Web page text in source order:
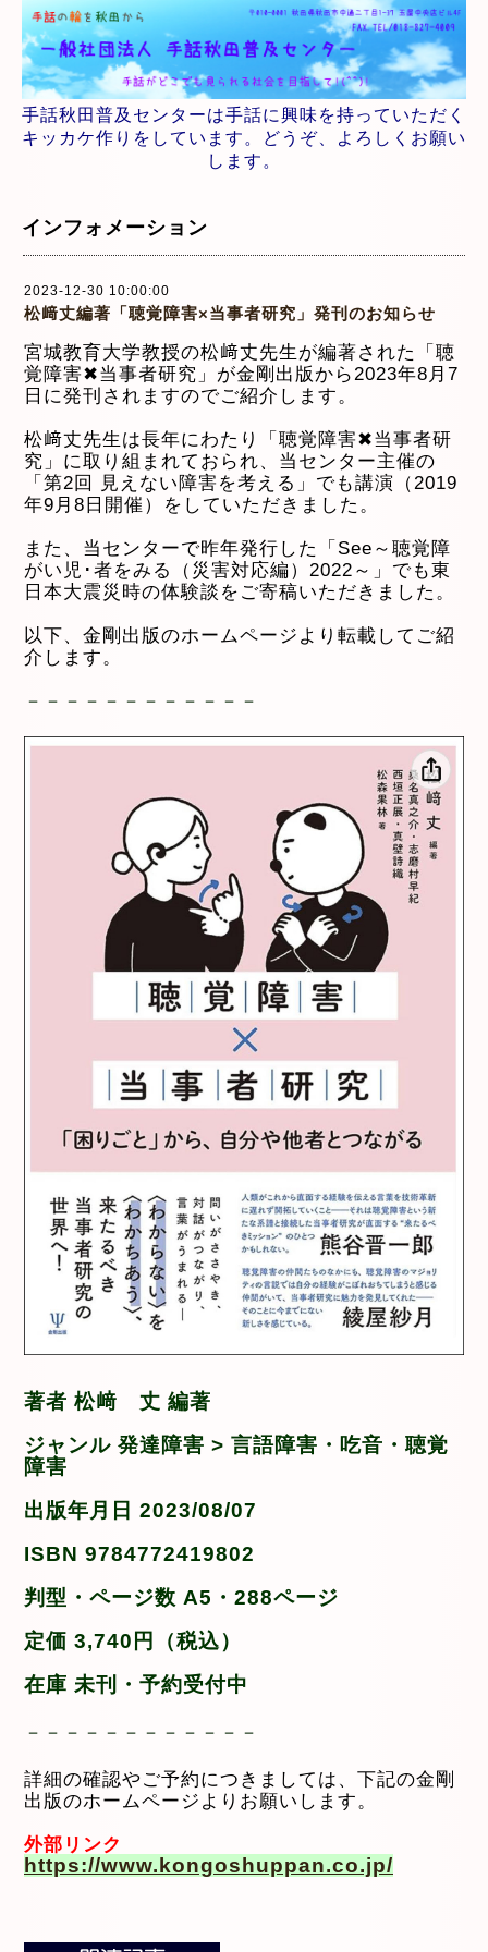
手話秋田普及センターは手話に興味を持っていただく
キッカケ作りをしています。どうぞ、よろしくお願い
します。
インフォメーション
2023-12-30 10:00:00
松﨑丈編著「聴覚障害×当事者研究」発刊のお知らせ
宮城教育大学教授の松﨑丈先生が編著された「聴
覚障害✖当事者研究」が金剛出版から2023年8月7
日に発刊されますのでご紹介します。
松﨑丈先生は長年にわたり「聴覚障害✖当事者研
究」に取り組まれておられ、当センター主催の
「第2回 見えない障害を考える」でも講演（2019
年9月8日開催）をしていただきました。
また、当センターで昨年発行した「See～聴覚障
がい児･者をみる（災害対応編）2022～」でも東
日本大震災時の体験談をご寄稿いただきました。
以下、金剛出版のホームページより転載してご紹
介します。
－－－－－－－－－－－－
著者 松﨑 丈 編著
ジャンル 発達障害 > 言語障害・吃音・聴覚
障害
出版年月日 2023/08/07
ISBN 9784772419802
判型・ページ数 A5・288ページ
定価 3,740円（税込）
在庫 未刊・予約受付中
－－－－－－－－－－－－
詳細の確認やご予約につきましては、下記の金剛
出版のホームページよりお願いします。
外部リンク
https://www.kongoshuppan.co.jp/